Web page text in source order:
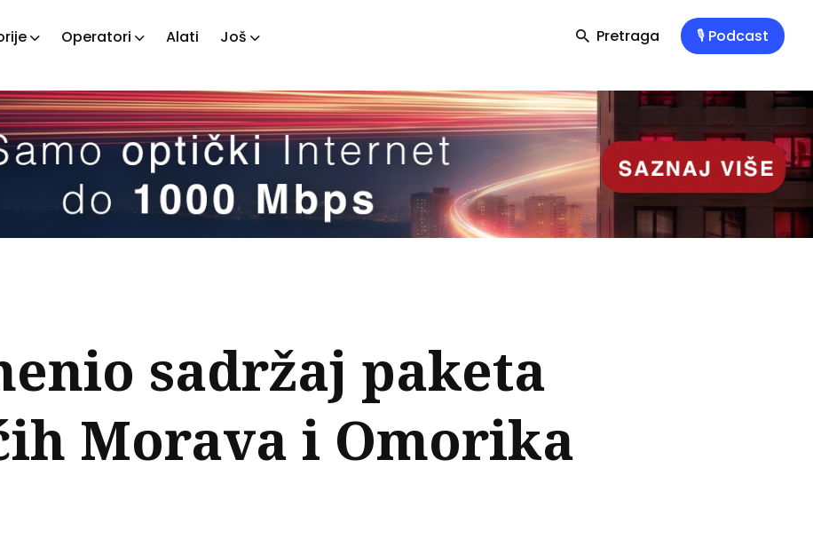
Operatori Alati Još Pretraga 🎙️ Podcast
sadržaj paketa
Morava i Omorika